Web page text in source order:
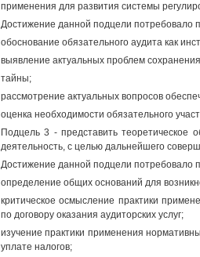
применения для развития системы
Достижение данной подцели потребовало
обоснование обязательного аудита как
выявление актуальных проблем
тайны;
рассмотрение актуальных вопросов
оценка необходимости обязательного
Подцель 3 - представить теоретическое
деятельность, с целью дальнейшего
Достижение данной подцели потребовало
определение общих оснований для
критическое осмысление практики
по договору оказания аудиторских услуг;
изучение практики применения
уплате налогов;